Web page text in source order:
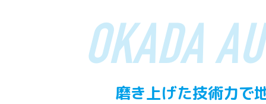
OKADA
磨き上げた技術⼒で